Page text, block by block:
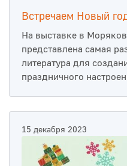
Встречаем Новый
На выставке в
представлена самая
литература для
праздничного
15 декабря 2023